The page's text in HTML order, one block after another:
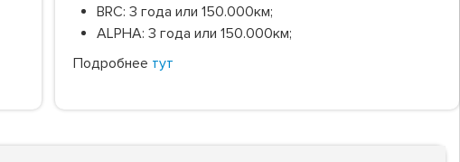
BRC: 3 года или 150.000км;
ALPHA: 3 года или 150.000км;
Подробнее тут